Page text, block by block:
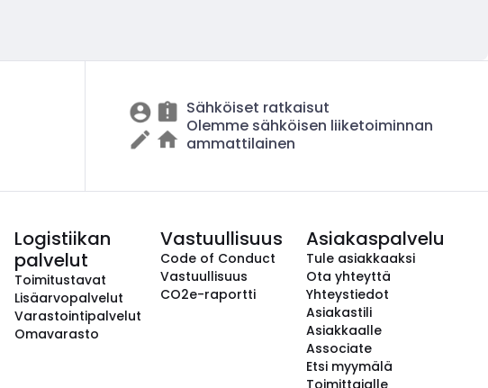
Sähköiset ratkaisut
Olemme sähköisen liiketoiminnan
ammattilainen
Logistiikan
palvelut
Toimitustavat
Lisäarvopalvelut
Varastointipalvelut
Omavarasto
Vastuullisuus
Code of Conduct
Vastuullisuus
CO2e-raportti
Asiakaspalvelu
Tule asiakkaaksi
Ota yhteyttä
Yhteystiedot
Asiakastili
Asiakkaalle
Associate
Etsi myymälä
Toimittajalle